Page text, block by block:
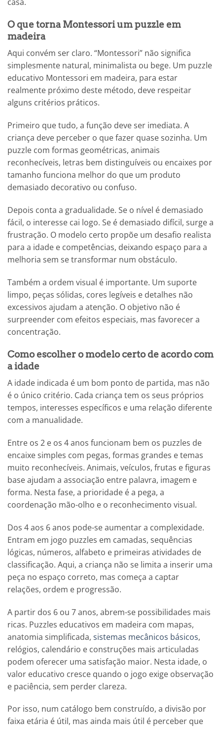
O que torna Montessori um puzzle em
madeira
Aqui convém ser claro. “Montessori” não significa
simplesmente natural, minimalista ou bege. Um puzzle
educativo Montessori em madeira, para estar
realmente próximo deste método, deve respeitar
alguns critérios práticos.
Primeiro que tudo, a função deve ser imediata. A
criança deve perceber o que fazer quase sozinha. Um
puzzle com formas geométricas, animais
reconhecíveis, letras bem distinguíveis ou encaixes por
tamanho funciona melhor do que um produto
demasiado decorativo ou confuso.
Depois conta a gradualidade. Se o nível é demasiado
fácil, o interesse cai logo. Se é demasiado difícil, surge a
frustração. O modelo certo propõe um desafio realista
para a idade e competências, deixando espaço para a
melhoria sem se transformar num obstáculo.
Também a ordem visual é importante. Um suporte
limpo, peças sólidas, cores legíveis e detalhes não
excessivos ajudam a atenção. O objetivo não é
surpreender com efeitos especiais, mas favorecer a
concentração.
Como escolher o modelo certo de acordo com
a idade
A idade indicada é um bom ponto de partida, mas não
é o único critério. Cada criança tem os seus próprios
tempos, interesses específicos e uma relação diferente
com a manualidade.
Entre os 2 e os 4 anos funcionam bem os puzzles de
encaixe simples com pegas, formas grandes e temas
muito reconhecíveis. Animais, veículos, frutas e figuras
base ajudam a associação entre palavra, imagem e
forma. Nesta fase, a prioridade é a pega, a
coordenação mão-olho e o reconhecimento visual.
Dos 4 aos 6 anos pode-se aumentar a complexidade.
Entram em jogo puzzles em camadas, sequências
lógicas, números, alfabeto e primeiras atividades de
classificação. Aqui, a criança não se limita a inserir uma
peça no espaço correto, mas começa a captar
relações, ordem e progressão.
A partir dos 6 ou 7 anos, abrem-se possibilidades mais
ricas. Puzzles educativos em madeira com mapas,
anatomia simplificada, sistemas mecânicos básicos,
relógios, calendário e construções mais articuladas
podem oferecer uma satisfação maior. Nesta idade, o
valor educativo cresce quando o jogo exige observação
e paciência, sem perder clareza.
Por isso, num catálogo bem construído, a divisão por
faixa etária é útil, mas ainda mais útil é perceber que